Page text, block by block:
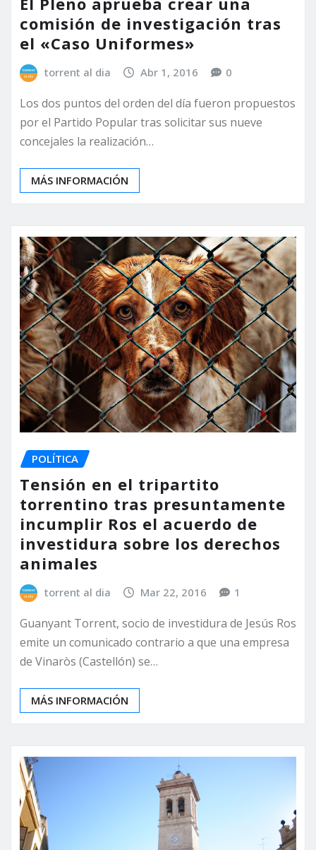
comisión de investigación tras
el «Caso Uniformes»
torrent al dia Abr 1, 2016 0
Los dos puntos del orden del día fueron propuestos
por el Partido Popular tras solicitar sus nueve
concejales la realización…
MÁS INFORMACIÓN
POLÍTICA
Tensión en el tripartito
torrentino tras presuntamente
incumplir Ros el acuerdo de
investidura sobre los derechos
animales
torrent al dia Mar 22, 2016 1
Guanyant Torrent, socio de investidura de Jesús Ros
emite un comunicado contrario a que una empresa
de Vinaròs (Castellón) se…
MÁS INFORMACIÓN